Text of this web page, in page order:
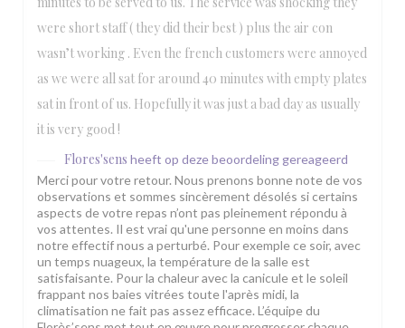
were short staff ( they did their best ) plus the air con
wasn’t working . Even the french customers were annoyed
as we were all sat for around 40 minutes with empty plates
sat in front of us. Hopefully it was just a bad day as usually
it is very good !
Flores'sens heeft op deze beoordeling gereageerd
Merci pour votre retour. Nous prenons bonne note de vos
observations et sommes sincèrement désolés si certains
aspects de votre repas n’ont pas pleinement répondu à
vos attentes. Il est vrai qu'une personne en moins dans
notre effectif nous a perturbé. Pour exemple ce soir, avec
un temps nuageux, la température de la salle est
satisfaisante. Pour la chaleur avec la canicule et le soleil
frappant nos baies vitrées toute l'après midi, la
climatisation ne fait pas assez efficace. L’équipe du